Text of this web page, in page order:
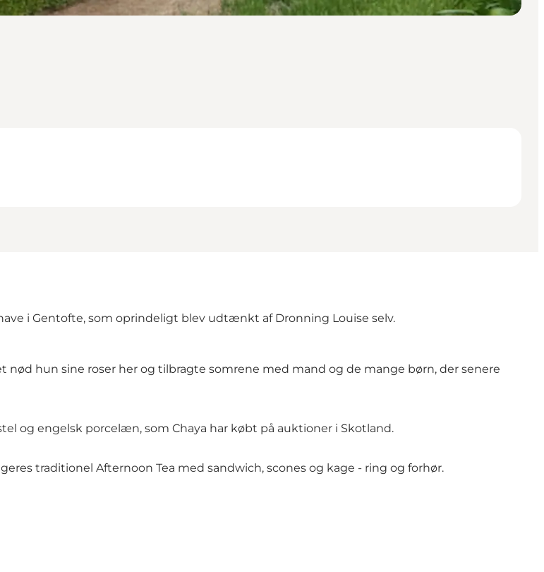
i Gentofte, som oprindeligt blev udtænkt af Dronning Louise selv.
nød hun sine roser her og tilbragte somrene med mand og de mange børn, der senere
og engelsk porcelæn, som Chaya har købt på auktioner i Skotland.
traditionel Afternoon Tea med sandwich, scones og kage - ring og forhør.